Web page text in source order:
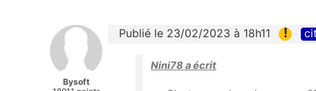
Bysoft
Publié le 23/02/2023 à 18h11 !
Nini78 a écrit